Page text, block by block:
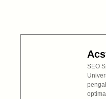
SEO